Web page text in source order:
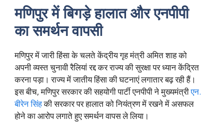
मणिपुर में बिगड़े हालात और एनपीपी
का समर्थन वापसी
मणिपुर में जारी हिंसा के चलते केंद्रीय गृह मंत्री अमित शाह को
अपनी व्यस्त चुनावी रैलियां रद्द कर राज्य की सुरक्षा पर ध्यान केंद्रित
करना पड़ा। राज्य में जातीय हिंसा की घटनाएं लगातार बढ़ रही हैं।
इस बीच, मणिपुर सरकार की सहयोगी पार्टी एनपीपी ने मुख्यमंत्रीएन.
बीरेन सिंहकी सरकार पर हालात को नियंत्रण में रखने में असफल
होने का आरोप लगाते हुए समर्थन वापस ले लिया।